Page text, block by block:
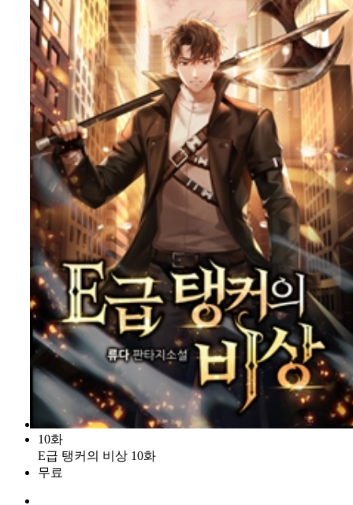
10화
E급 탱커의 비상 10화
무료